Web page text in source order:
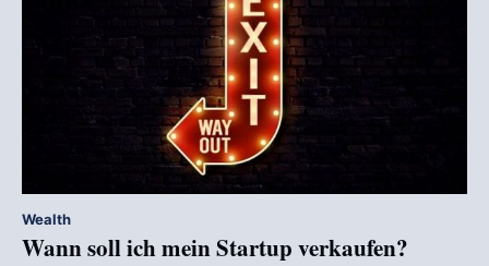
Wealth
Wann soll ich mein Startup verkaufen?